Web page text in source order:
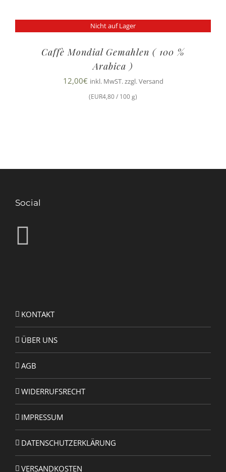
Nicht auf Lager
Caffè Mondial Gemahlen ( 100 %
Arabica )
12,00€ inkl. MwST. zzgl. Versand
(EUR4,80 / 100 g)
Social
KONTAKT
ÜBER UNS
AGB
WIDERRUFSRECHT
IMPRESSUM
DATENSCHUTZERKLÄRUNG
VERSANDKOSTEN